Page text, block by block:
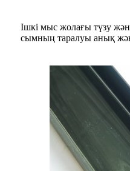
Ішкі мыс жолағы түзу
сымның таралуы анық